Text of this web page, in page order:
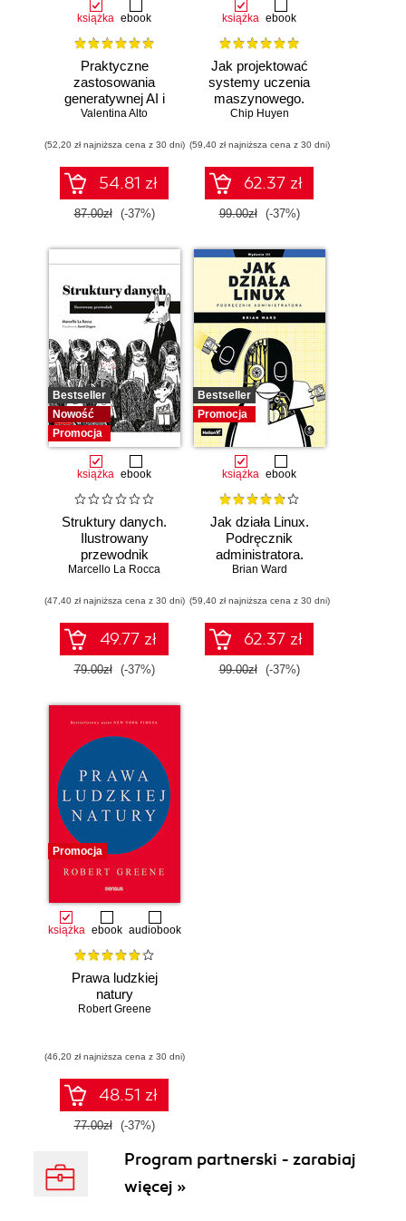
książka ebook
Praktyczne
zastosowania
generatywnej AI i
ChatGPT.
potencjał inżynierii
promptów z
technologiami
OpenAI dla
zwiększenia
kreatywności.
Wydanie II
Valentina Alto
(52,20 zł najniższa cena z 30 dni)
54.81 zł
87.00zł (-37%)
książka ebook
Jak projektować
systemy uczenia
maszynowego.
Iteracyjne
gotowych do pracy
Chip Huyen
(59,40 zł najniższa cena z 30 dni)
62.37 zł
99.00zł (-37%)
Bestseller
Nowość
Promocja
książka ebook
Struktury danych.
Ilustrowany
przewodnik
Marcello La Rocca
(47,40 zł najniższa cena z 30 dni)
49.77 zł
79.00zł (-37%)
Bestseller
Promocja
książka ebook
Jak działa Linux.
Podręcznik
administratora.
Wydanie III
Brian Ward
(59,40 zł najniższa cena z 30 dni)
62.37 zł
99.00zł (-37%)
Promocja
książka ebook audiobook
Prawa ludzkiej
natury
Robert Greene
(46,20 zł najniższa cena z 30 dni)
48.51 zł
77.00zł (-37%)
Program partnerski - zarabiaj
więcej »